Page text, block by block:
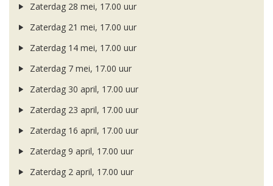
Zaterdag 28 mei, 17.00 uur
Zaterdag 21 mei, 17.00 uur
Zaterdag 14 mei, 17.00 uur
Zaterdag 7 mei, 17.00 uur
Zaterdag 30 april, 17.00 uur
Zaterdag 23 april, 17.00 uur
Zaterdag 16 april, 17.00 uur
Zaterdag 9 april, 17.00 uur
Zaterdag 2 april, 17.00 uur